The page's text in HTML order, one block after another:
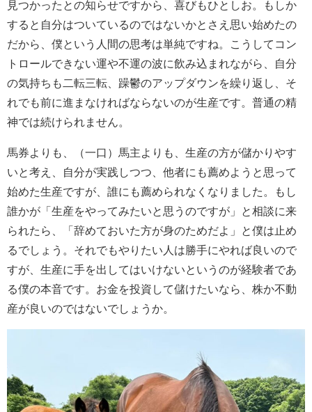
見つかったとの知らせですから、喜びもひとしお。もしか
すると自分はついているのではないかとさえ思い始めたの
だから、僕という人間の思考は単純ですね。こうしてコン
トロールできない運や不運の波に飲み込まれながら、自分
の気持ちも二転三転、躁鬱のアップダウンを繰り返し、そ
れでも前に進まなければならないのが生産です。普通の精
神では続けられません。
馬券よりも、（一口）馬主よりも、生産の方が儲かりやす
いと考え、自分が実践しつつ、他者にも薦めようと思って
始めた生産ですが、誰にも薦められなくなりました。もし
誰かが「生産をやってみたいと思うのですが」と相談に来
られたら、「辞めておいた方が身のためだよ」と僕は止め
るでしょう。それでもやりたい人は勝手にやれば良いので
すが、生産に手を出してはいけないというのが経験者であ
る僕の本音です。お金を投資して儲けたいなら、株か不動
産が良いのではないでしょうか。